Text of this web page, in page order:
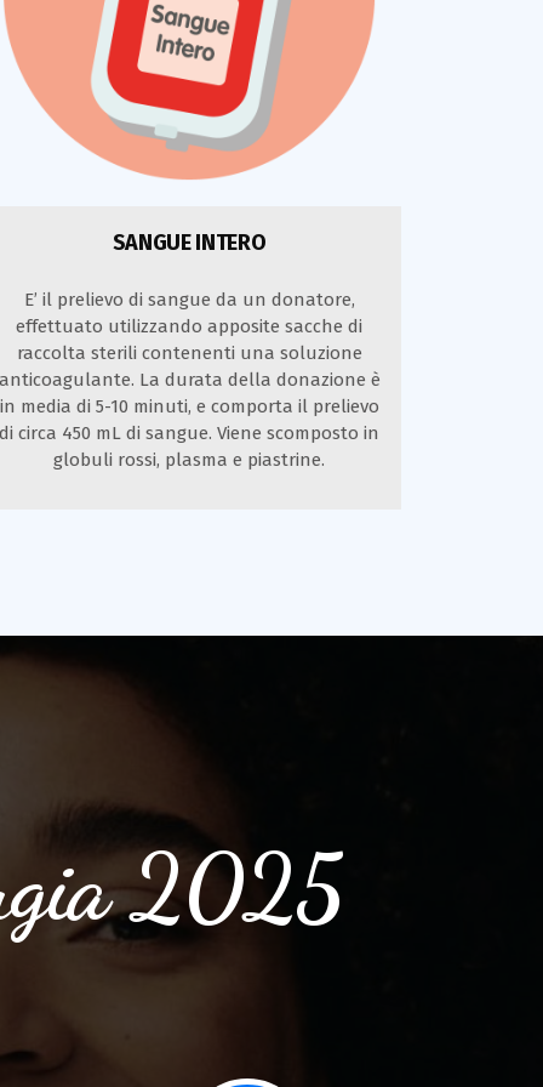
SANGUE INTERO
E’ il prelievo di sangue da un donatore,
effettuato utilizzando apposite sacche di
raccolta sterili contenenti una soluzione
La durata della donazione è
in media di 5-10 minuti, e comporta il prelievo
di circa 450 mL di sangue. Viene scomposto in
globuli rossi, plasma e piastrine.
2025